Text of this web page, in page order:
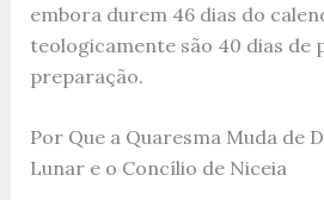
embora durem 46 dias do
teologicamente são 40 dias de
preparação.
Por Que a Quaresma Muda de
Lunar e o Concílio de Niceia